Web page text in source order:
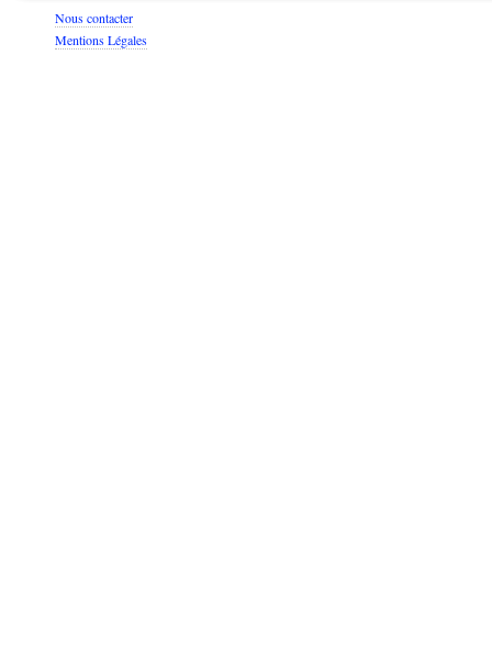
Nous contacter
Mentions Légales